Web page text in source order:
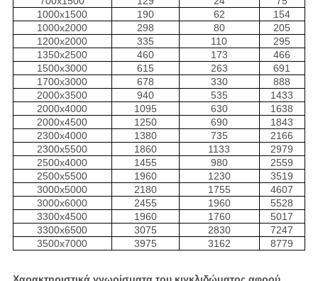
1000x1500
190 62
154
1000x2000
298 80
205
1200x2000
335 110
295
1350x2500
460 173
466
1500x3000
615 263
691
1700x3000
678 330
888
2000x3500
940 535
1433
2000x4000
1095 630
1638
2000x4500
1250 690
1843
2300x4000
1380 735
2166
2300x5500
1860 1133
2979
2500x4000
1455 980
2559
2500x5500
1960 1230
3519
3000x5000
2180 1755
4607
3000x6000
2455 1960
5528
3300x4500
1960 1760
5017
3300x6500
3075 2830
7247
3500x7000
3975 3162 8779